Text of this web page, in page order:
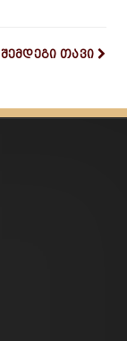
შემდეგი თავი